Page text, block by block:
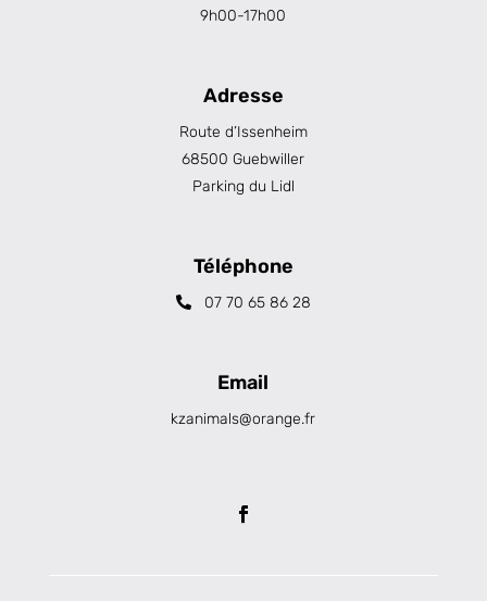
9h00-17h00
Adresse
Route d’Issenheim
68500 Guebwiller
Parking du Lidl
Téléphone
07 70 65 86 28
Email
kzanimals@orange.fr